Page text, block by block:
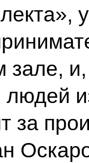
зале,
людей
за